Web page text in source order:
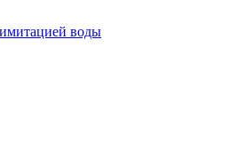
воды